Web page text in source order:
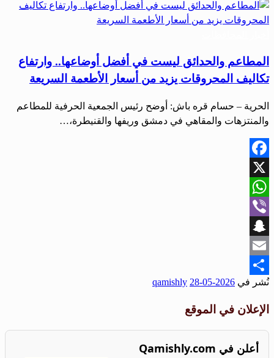
المطاعم والحدائق ليست في أفضل أوضاعها.. وارتفاع
تكاليف المحروقات يزيد من أسعار الأطعمة السريعة
الحرية – حسام قره باش: أوضح رئيس الجمعية الحرفية للمطاعم
والمنتزهات والمقاهي في دمشق وريفها والقنيطرة،…
Facebook
X
WhatsApp
Viber
Snapchat
Email
Share
نُشر في 2026-05-28
qamishly
الإعلان في الموقع
أعلن في Qamishly.com